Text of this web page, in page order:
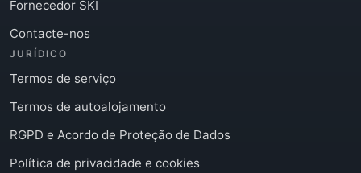
Fornecedor SKI
Contacte-nos
JURÍDICO
Termos de serviço
Termos de autoalojamento
RGPD e Acordo de Proteção de Dados
Política de privacidade e cookies